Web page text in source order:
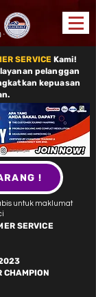
SERVICE Kami!
pelanggan
kepuasan
!
untuk maklumat
SERVICE
CHAMPION